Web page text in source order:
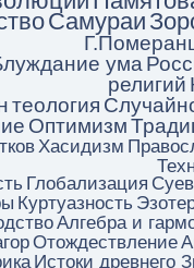
Самураи
ума
религий
теология
Оптимизм
Хасидизм
Глобализация
Куртуазность
Алгебра и
Отождествление
Истоки древнего